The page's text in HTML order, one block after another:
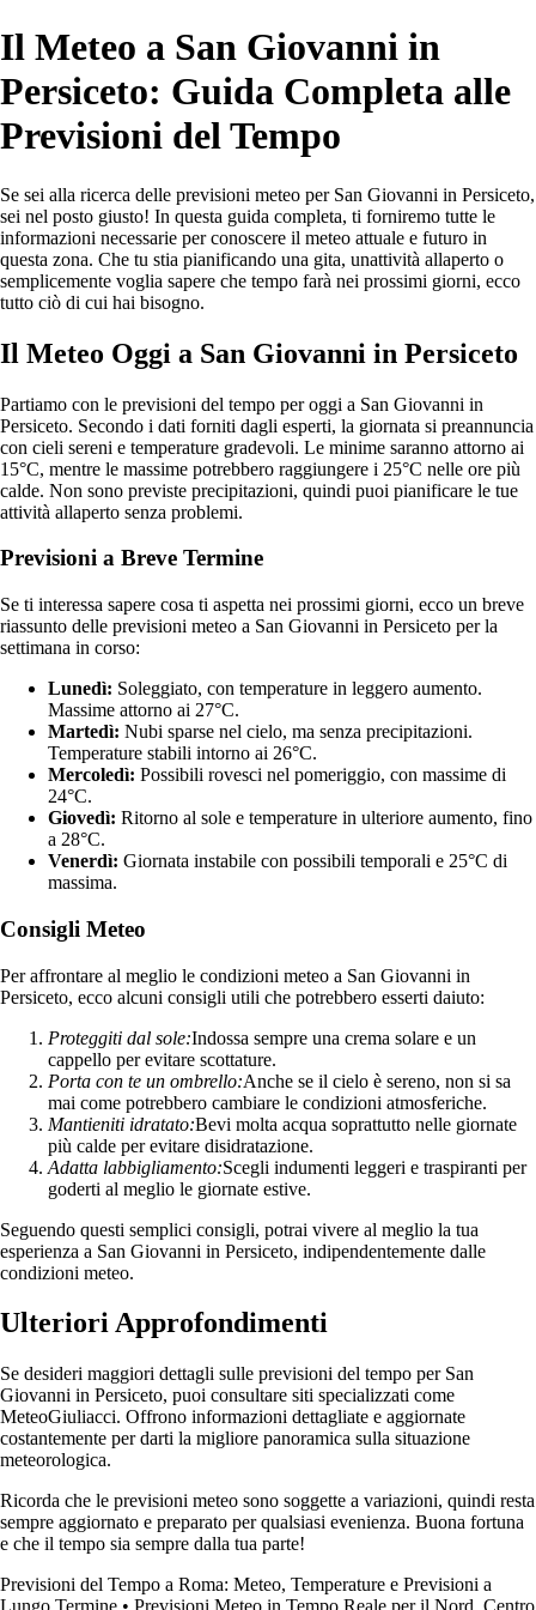
Il Meteo a San Giovanni in
Persiceto: Guida Completa alle
Previsioni del Tempo
Se sei alla ricerca delle previsioni meteo per San Giovanni in Persiceto,
sei nel posto giusto! In questa guida completa, ti forniremo tutte le
informazioni necessarie per conoscere il meteo attuale e futuro in
questa zona. Che tu stia pianificando una gita, unattività allaperto o
semplicemente voglia sapere che tempo farà nei prossimi giorni, ecco
tutto ciò di cui hai bisogno.
Il Meteo Oggi a San Giovanni in Persiceto
Partiamo con le previsioni del tempo per oggi a San Giovanni in
Persiceto. Secondo i dati forniti dagli esperti, la giornata si preannuncia
con cieli sereni e temperature gradevoli. Le minime saranno attorno ai
15°C, mentre le massime potrebbero raggiungere i 25°C nelle ore più
calde. Non sono previste precipitazioni, quindi puoi pianificare le tue
attività allaperto senza problemi.
Previsioni a Breve Termine
Se ti interessa sapere cosa ti aspetta nei prossimi giorni, ecco un breve
riassunto delle previsioni meteo a San Giovanni in Persiceto per la
settimana in corso:
Lunedì: Soleggiato, con temperature in leggero aumento.
Massime attorno ai 27°C.
Martedì: Nubi sparse nel cielo, ma senza precipitazioni.
Temperature stabili intorno ai 26°C.
Mercoledì: Possibili rovesci nel pomeriggio, con massime di
24°C.
Giovedì: Ritorno al sole e temperature in ulteriore aumento, fino
a 28°C.
Venerdì: Giornata instabile con possibili temporali e 25°C di
massima.
Consigli Meteo
Per affrontare al meglio le condizioni meteo a San Giovanni in
Persiceto, ecco alcuni consigli utili che potrebbero esserti daiuto:
Proteggiti dal sole:Indossa sempre una crema solare e un
cappello per evitare scottature.
Porta con te un ombrello:Anche se il cielo è sereno, non si sa
mai come potrebbero cambiare le condizioni atmosferiche.
Mantieniti idratato:Bevi molta acqua soprattutto nelle giornate
più calde per evitare disidratazione.
Adatta labbigliamento:Scegli indumenti leggeri e traspiranti per
goderti al meglio le giornate estive.
Seguendo questi semplici consigli, potrai vivere al meglio la tua
esperienza a San Giovanni in Persiceto, indipendentemente dalle
condizioni meteo.
Ulteriori Approfondimenti
Se desideri maggiori dettagli sulle previsioni del tempo per San
Giovanni in Persiceto, puoi consultare siti specializzati come
MeteoGiuliacci. Offrono informazioni dettagliate e aggiornate
costantemente per darti la migliore panoramica sulla situazione
meteorologica.
Ricorda che le previsioni meteo sono soggette a variazioni, quindi resta
sempre aggiornato e preparato per qualsiasi evenienza. Buona fortuna
e che il tempo sia sempre dalla tua parte!
Previsioni del Tempo a Roma: Meteo, Temperature e Previsioni a